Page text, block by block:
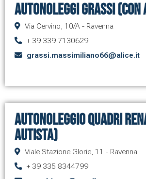
Autonoleggi Grassi
Via Cervino, 10/A - Ravenna
+ 39 339 7130629
grassi.massimiliano66@alice.it
Autonoleggio Quadri
autista)
Viale Stazione Glorie, 11 - Ravenna
+ 39 335 8344799